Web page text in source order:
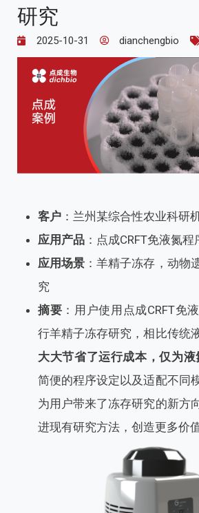
研究
2025-10-31 dianchengbio
客户 ：兰州某综合性农业科研
应用产品 ：点成CRFT免液氮
应用场景 ：羊精子冻存，动物
究
摘要 ：用户使用点成CRFT免
行羊精子冻存研究，相比传统
大大节省了运行成本，仅为液
简便的程序设定以及适配不同
为用户带来了冻存研究的新方
进现有研究方法，创造更多价值